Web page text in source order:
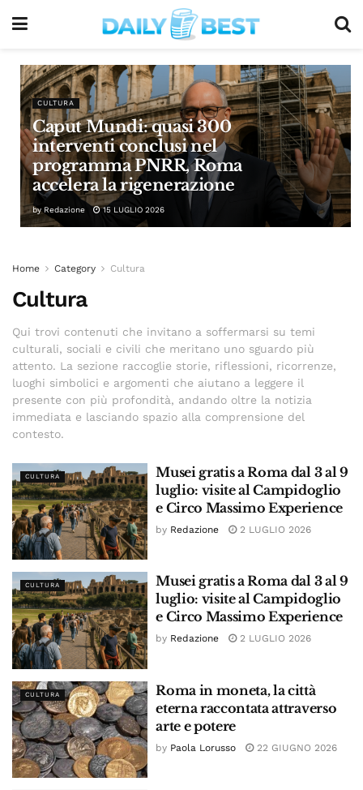
CULTURA
Caput Mundi: quasi 300
interventi conclusi nel
programma PNRR, Roma
accelera la rigenerazione
by Redazione 15 LUGLIO 2026
Home Category Cultura
Cultura
Qui trovi contenuti che invitano a soffermarsi su temi
culturali, sociali e civili che meritano uno sguardo più
attento. La sezione raccoglie storie, riflessioni, ricorrenze,
luoghi simbolici e argomenti che aiutano a leggere il
presente con più profondità, andando oltre la notizia
immediata e lasciando spazio alla comprensione del
contesto.
CULTURA
Musei gratis a Roma dal 3 al 9
luglio: visite al Campidoglio
e Circo Massimo Experience
by Redazione 2 LUGLIO 2026
CULTURA
Musei gratis a Roma dal 3 al 9
luglio: visite al Campidoglio
e Circo Massimo Experience
by Redazione 2 LUGLIO 2026
CULTURA
Roma in moneta, la città
eterna raccontata attraverso
arte e potere
by Paola Lorusso 22 GIUGNO 2026